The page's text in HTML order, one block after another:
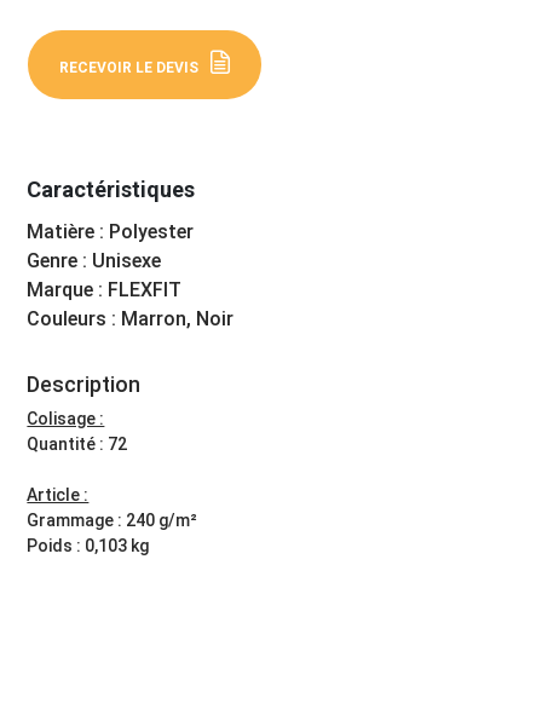
RECEVOIR LE DEVIS
Caractéristiques
Matière : Polyester
Genre : Unisexe
Marque : FLEXFIT
Couleurs : Marron, Noir
Description
Colisage :
Quantité : 72
Article :
Grammage : 240 g/m²
Poids : 0,103 kg